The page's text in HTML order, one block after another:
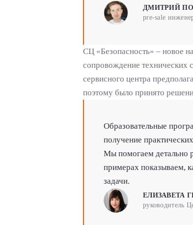
ДМИТРИЙ
pre-sale
СЦ «Безопасность» – новое
сопровождение технических
сервисного центра
поэтому было принято
Образовательные
получение
Мы помогаем детально
примерах показываем,
задачи.
ЕЛИЗАВЕТА
руководитель